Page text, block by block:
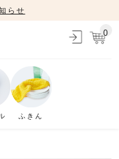
らせ
0
ふきん